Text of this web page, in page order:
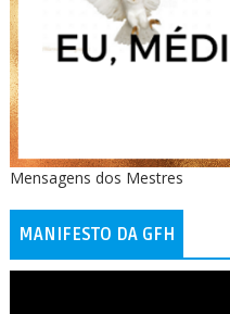
Mensagens dos Mestres
MANIFESTO DA GFH